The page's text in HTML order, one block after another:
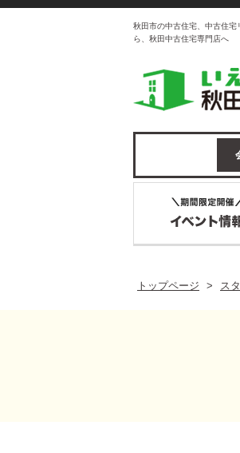
秋田市の中古住宅、中古住
ら、秋田中古住宅専門店へ
トップページ
> ス